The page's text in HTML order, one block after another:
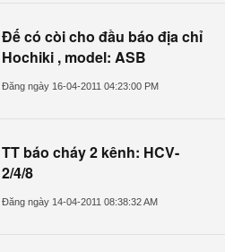
Đế có còi cho đầu báo địa chỉ
Hochiki , model: ASB
Đăng ngày 16-04-2011 04:23:00 PM
TT báo cháy 2 kênh: HCV-
2/4/8
Đăng ngày 14-04-2011 08:38:32 AM